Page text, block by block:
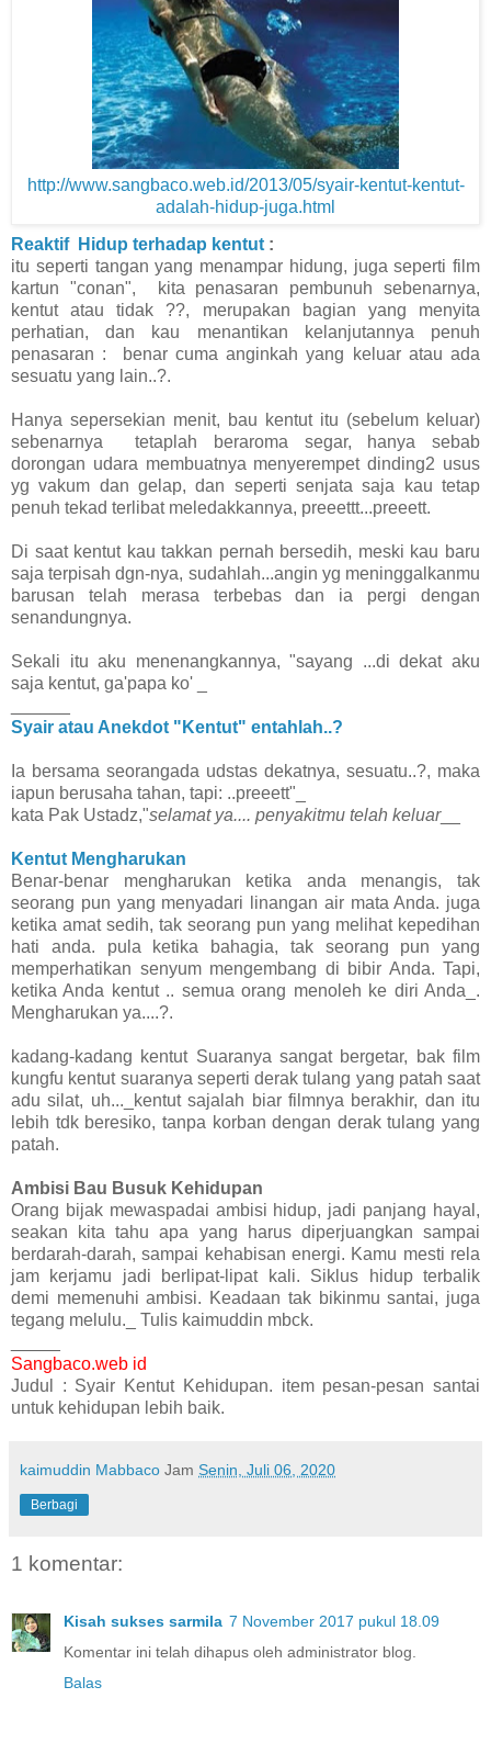
http://www.sangbaco.web.id/2013/05/syair-kentut-kentut-
adalah-hidup-juga.html
Reaktif Hidup terhadap kentut :
itu seperti tangan yang menampar hidung, juga seperti film
kartun "conan", kita penasaran pembunuh sebenarnya,
kentut atau tidak ??, merupakan bagian yang menyita
perhatian, dan kau menantikan kelanjutannya penuh
penasaran : benar cuma anginkah yang keluar atau ada
sesuatu yang lain..?.
Hanya sepersekian menit, bau kentut itu (sebelum keluar)
sebenarnya tetaplah beraroma segar, hanya sebab
dorongan udara membuatnya menyerempet dinding2 usus
yg vakum dan gelap, dan seperti senjata saja kau tetap
penuh tekad terlibat meledakkannya, preeettt...preeett.
Di saat kentut kau takkan pernah bersedih, meski kau baru
saja terpisah dgn-nya, sudahlah...angin yg meninggalkanmu
barusan telah merasa terbebas dan ia pergi dengan
senandungnya.
Sekali itu aku menenangkannya, "sayang ...di dekat aku
saja kentut, ga'papa ko' _
Syair atau Anekdot "Kentut" entahlah..?
Ia bersama seorangada udstas dekatnya, sesuatu..?, maka
iapun berusaha tahan, tapi: ..preeett"_
kata Pak Ustadz,"selamat ya.... penyakitmu telah keluar__
Kentut Mengharukan
Benar-benar mengharukan ketika anda menangis, tak
seorang pun yang menyadari linangan air mata Anda. juga
ketika amat sedih, tak seorang pun yang melihat kepedihan
hati anda. pula ketika bahagia, tak seorang pun yang
memperhatikan senyum mengembang di bibir Anda. Tapi,
ketika Anda kentut .. semua orang menoleh ke diri Anda_.
Mengharukan ya....?.
kadang-kadang kentut Suaranya sangat bergetar, bak film
kungfu kentut suaranya seperti derak tulang yang patah saat
adu silat, uh..._kentut sajalah biar filmnya berakhir, dan itu
lebih tdk beresiko, tanpa korban dengan derak tulang yang
patah.
Ambisi Bau Busuk Kehidupan
Orang bijak mewaspadai ambisi hidup, jadi panjang hayal,
seakan kita tahu apa yang harus diperjuangkan sampai
berdarah-darah, sampai kehabisan energi. Kamu mesti rela
jam kerjamu jadi berlipat-lipat kali. Siklus hidup terbalik
demi memenuhi ambisi. Keadaan tak bikinmu santai, juga
tegang melulu._ Tulis kaimuddin mbck.
Sangbaco.web id
Judul : Syair Kentut Kehidupan. item pesan-pesan santai
untuk kehidupan lebih baik.
kaimuddin Mabbaco Jam Senin, Juli 06, 2020
Berbagi
1 komentar:
Kisah sukses sarmila 7 November 2017 pukul 18.09
Komentar ini telah dihapus oleh administrator blog.
Balas